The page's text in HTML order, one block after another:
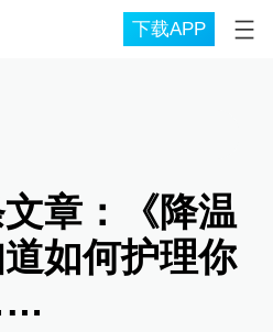
下载APP
章：《降温
如何护理你